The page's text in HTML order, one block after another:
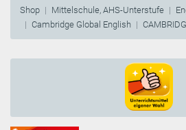
Shop Mittelschule, AHS-Unterstufe
Cambridge Global English